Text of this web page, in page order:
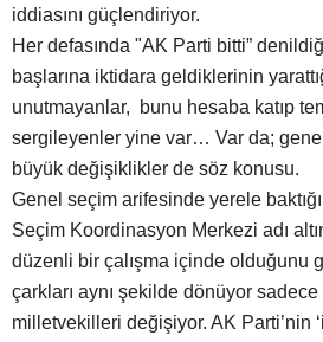
iddiasını güçlendiriyor.
Her defasında "AK Parti bitti”
başlarına iktidara geldiklerinin
unutmayanlar, bunu hesaba katıp
sergileyenler yine var… Var da;
büyük değişiklikler de söz konusu.
Genel seçim arifesinde yerele
Seçim Koordinasyon Merkezi adı
düzenli bir çalışma içinde olduğunu
çarkları aynı şekilde dönüyor
milletvekilleri değişiyor. AK Parti’nin